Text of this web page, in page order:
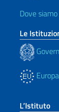
Dove
Le
L’Istituto